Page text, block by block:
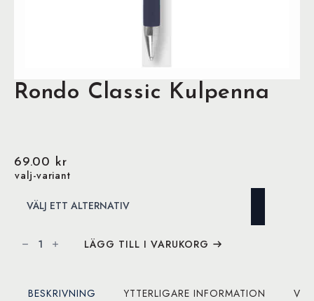
Rondo Classic Kulpenna
69.00 kr
valj-variant
Classic
Kulpenna LÄGG TILL I VARUKORG
BESKRIVNING YTTERLIGARE INFORMATION